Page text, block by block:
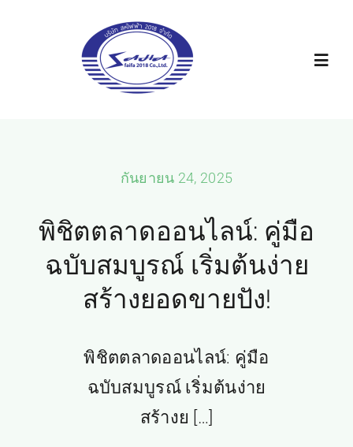
ข่าวสารโปรโมชั่น
แผนที่ร้าน
กันยายน 24, 2025
พิชิตตลาดออนไลน์: คู่มือ
ฉบับสมบูรณ์ เริ่มต้นง่าย
สร้างยอดขายปัง!
พิชิตตลาดออนไลน์: คู่มือ
ฉบับสมบูรณ์ เริ่มต้นง่าย
สร้างย […]